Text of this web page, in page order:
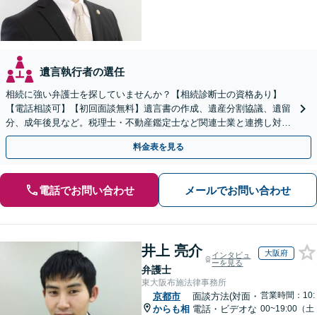
遺言執行者の選任
相続に強い弁護士を探していませんか？【相続診断士の資格あり】
【電話相談可】【初回面談無料】遺言書の作成、遺産分割協議、遺留
分、成年後見など。税理士・不動産鑑定士など関連士業と連携し対応
可能です
料金表を見る
電話でお問い合わせ メールでお問い合わせ
井上 亮介
弁護士
インタビュ
ーを見る
大阪府
東大阪布施法律事務所
京都市
からも相
面談方法(対面・
電話・ビデオな
営業時間：10:
00~19:00（土